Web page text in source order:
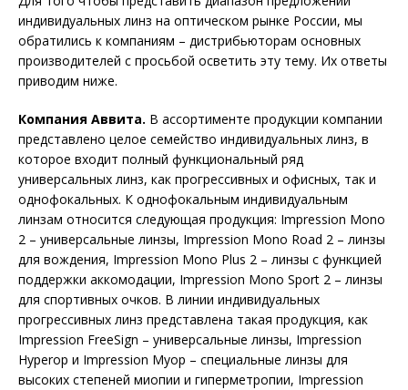
индивидуальных линз на оптическом рынке России, мы
обратились к компаниям – дистрибьюторам основных
производителей с просьбой осветить эту тему. Их ответы
приводим ниже.
Компания Аввита. В ассортименте продукции компании
представлено целое семейство индивидуальных линз, в
которое входит полный функциональный ряд
универсальных линз, как прогрессивных и офисных, так и
однофокальных. К однофокальным индивидуальным
линзам относится следующая продукция: Impression Mono
2 – универсальные линзы, Impression Mono Road 2 – линзы
для вождения, Impression Mono Plus 2 – линзы с функцией
поддержки аккомодации, Impression Mono Sport 2 – линзы
для спортивных очков. В линии индивидуальных
прогрессивных линз представлена такая продукция, как
Impression FreeSign – универсальные линзы, Impression
Hyperop и Impression Myop – специальные линзы для
высоких степеней миопии и гиперметропии, Impression